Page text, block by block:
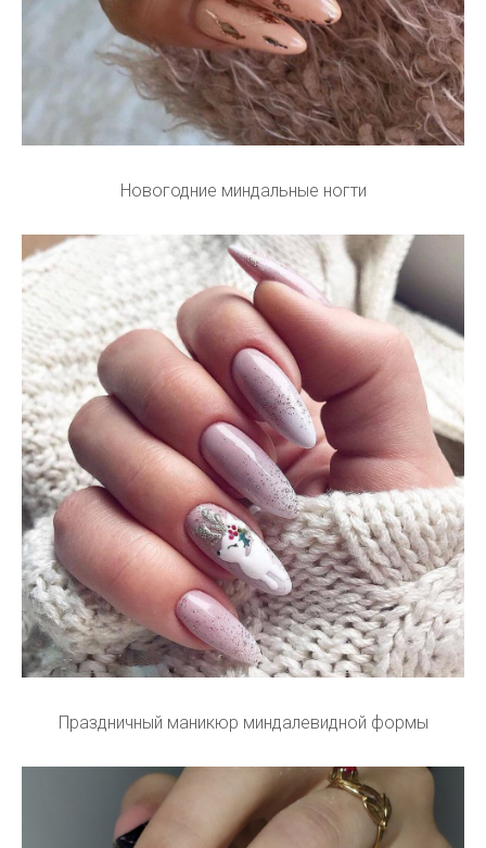
Новогодние миндальные ногти
Праздничный маникюр миндалевидной формы